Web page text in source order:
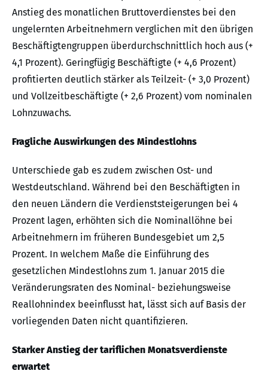
Anstieg des monatlichen Bruttoverdienstes bei den
ungelernten Arbeitnehmern verglichen mit den übrigen
Beschäftigtengruppen überdurchschnittlich hoch aus (+
4,1 Prozent). Geringfügig Beschäftigte (+ 4,6 Prozent)
profitierten deutlich stärker als Teilzeit- (+ 3,0 Prozent)
und Vollzeitbeschäftigte (+ 2,6 Prozent) vom nominalen
Lohnzuwachs.
Fragliche Auswirkungen des Mindestlohns
Unterschiede gab es zudem zwischen Ost- und
Westdeutschland. Während bei den Beschäftigten in
den neuen Ländern die Verdienststeigerungen bei 4
Prozent lagen, erhöhten sich die Nominallöhne bei
Arbeitnehmern im früheren Bundesgebiet um 2,5
Prozent. In welchem Maße die Einführung des
gesetzlichen Mindestlohns zum 1. Januar 2015 die
Veränderungsraten des Nominal- beziehungsweise
Reallohnindex beeinflusst hat, lässt sich auf Basis der
vorliegenden Daten nicht quantifizieren.
Starker Anstieg der tariflichen Monatsverdienste
erwartet